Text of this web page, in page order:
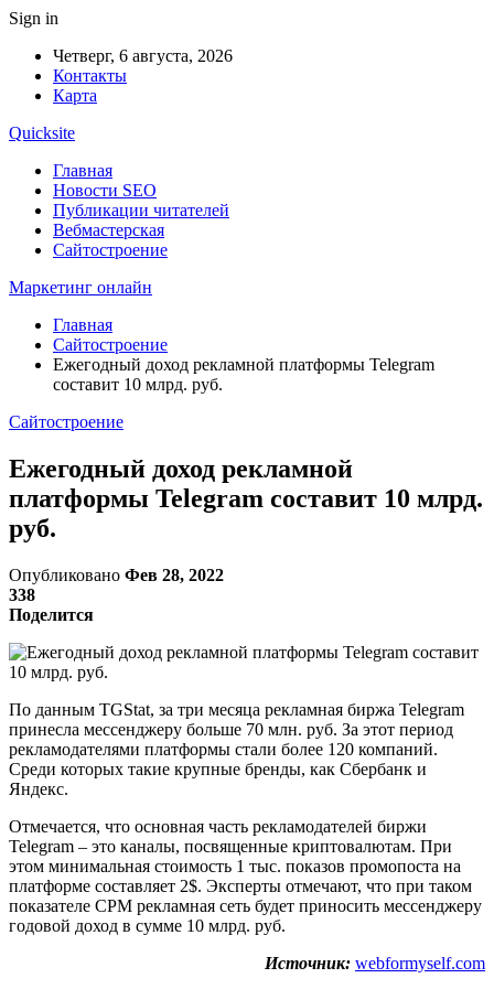
Sign in
Четверг, 6 августа, 2026
Контакты
Карта
Quicksite
Главная
Новости SEO
Публикации читателей
Вебмастерская
Сайтостроение
Маркетинг онлайн
Главная
Сайтостроение
Ежегодный доход рекламной платформы Telegram
составит 10 млрд. руб.
Сайтостроение
Ежегодный доход рекламной
платформы Telegram составит 10 млрд.
руб.
Опубликовано Фев 28, 2022
338
Поделится
По данным TGStat, за три месяца рекламная биржа Telegram
принесла мессенджеру больше 70 млн. руб. За этот период
рекламодателями платформы стали более 120 компаний.
Среди которых такие крупные бренды, как Сбербанк и
Яндекс.
Отмечается, что основная часть рекламодателей биржи
Telegram – это каналы, посвященные криптовалютам. При
этом минимальная стоимость 1 тыс. показов промопоста на
платформе составляет 2$. Эксперты отмечают, что при таком
показателе CPM рекламная сеть будет приносить мессенджеру
годовой доход в сумме 10 млрд. руб.
Источник: webformyself.com